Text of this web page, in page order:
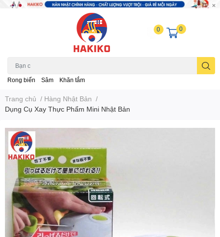
Rong biển Sâm Khăn tắm
0 0
Trang chủ / Hàng Nhật Bản /
Dụng Cụ Xay Thực Phẩm Mini Nhật Bản